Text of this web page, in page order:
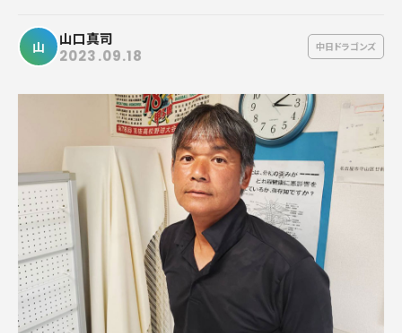
ヤク
ソフ
山
山口真司
2023.09.18
中日ドラゴンズ